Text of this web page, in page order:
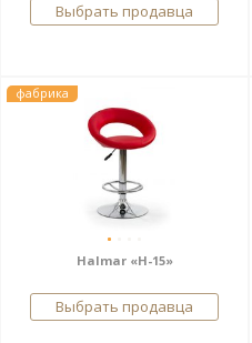
Выбрать продавца
фабрика
Halmar «H-15»
Выбрать продавца